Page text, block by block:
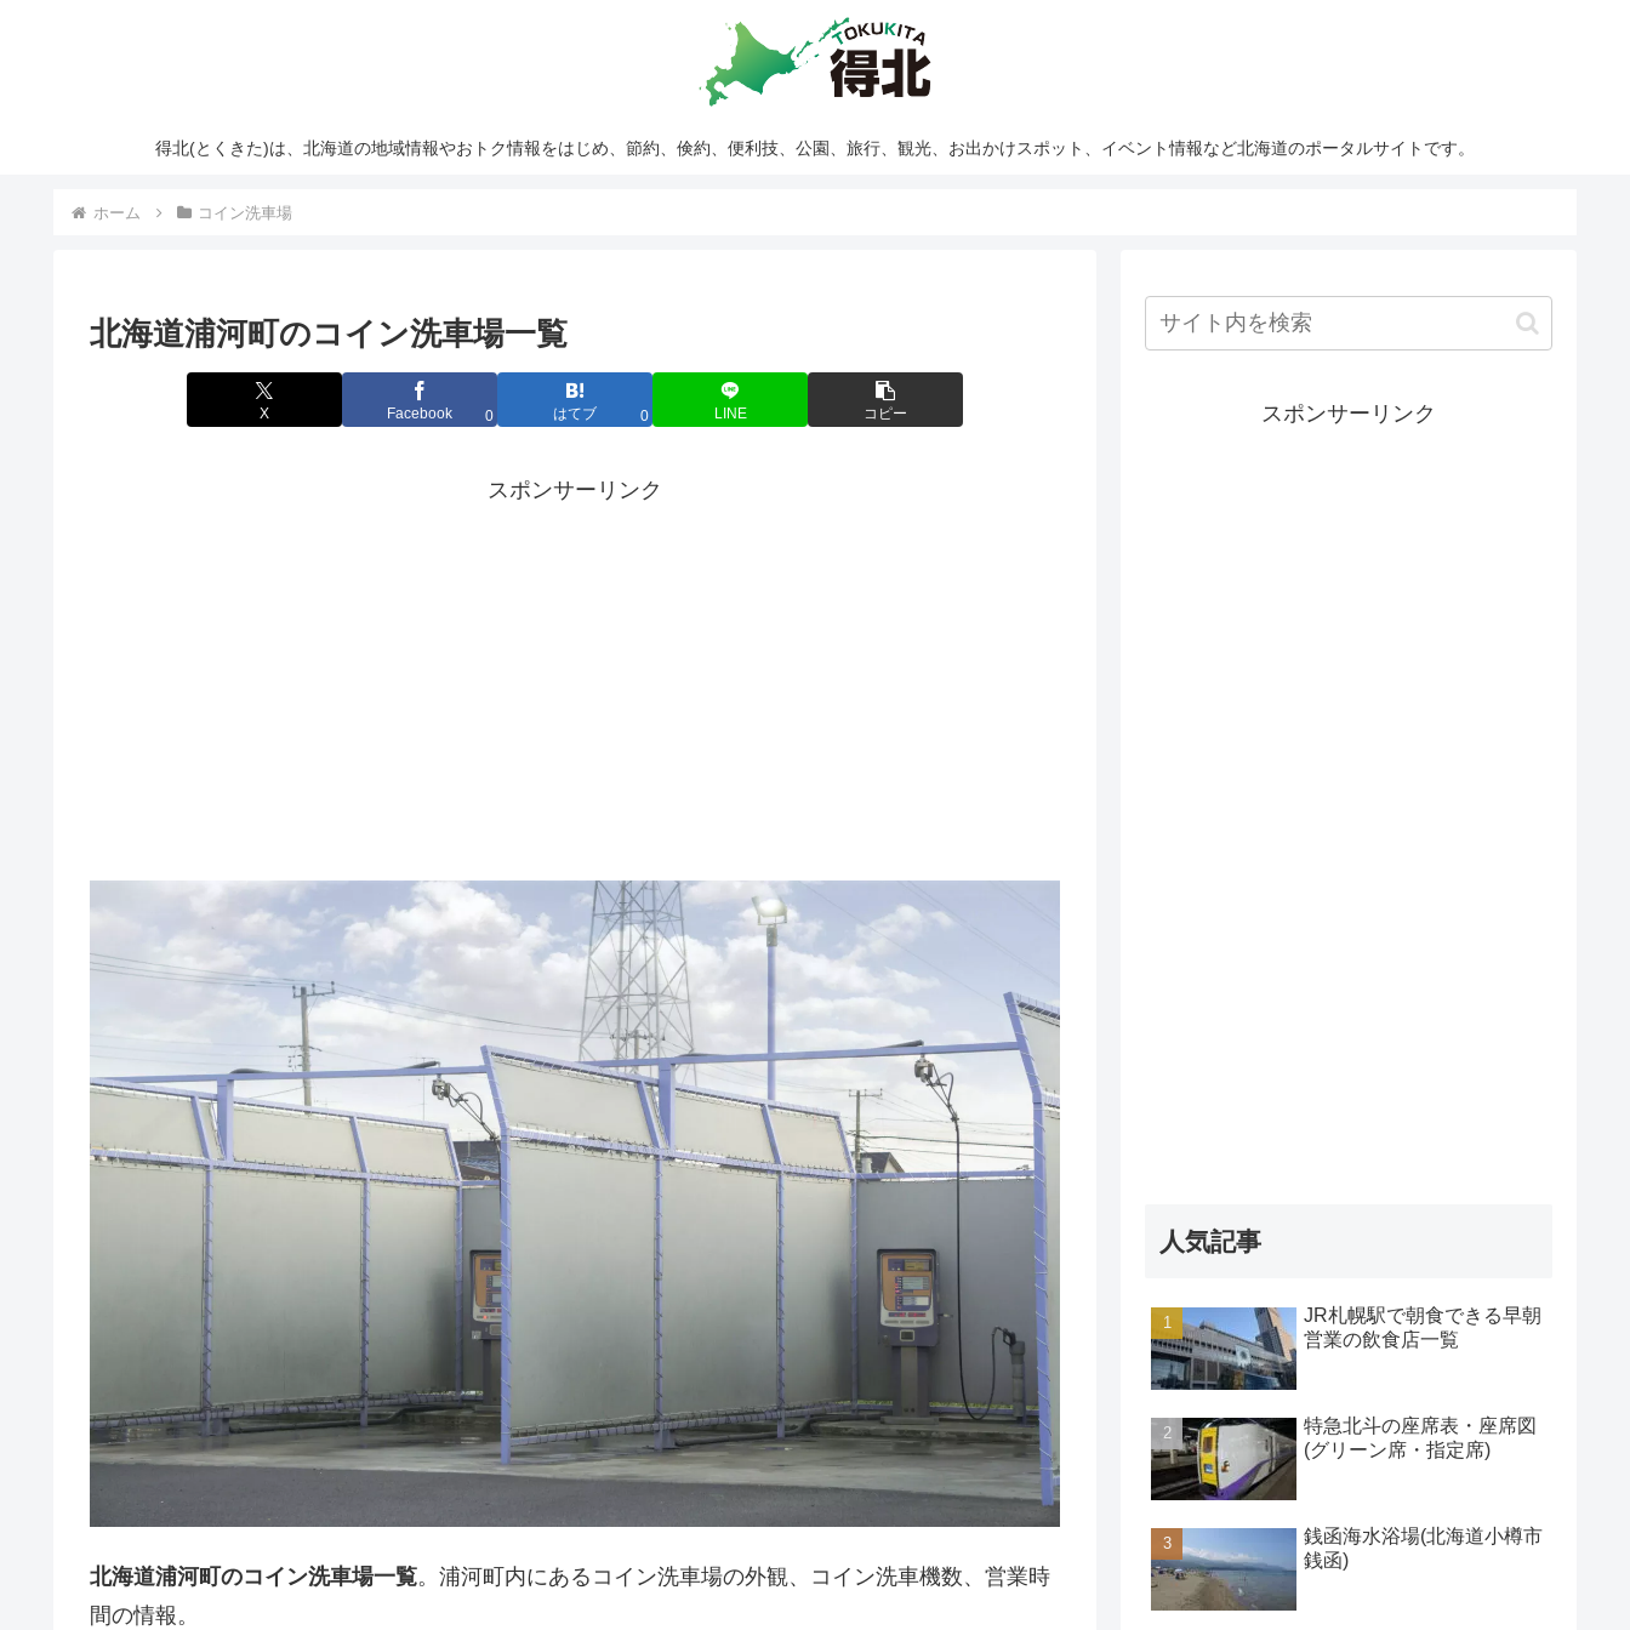
得北(とくきた)は、北海道の地域情報やおトク情報をはじめ、節約、倹約、便利技、公園、旅行、観光、お出かけスポット、イベント情報など北海道のポータルサイトです。
ホーム コイン洗車場
北海道浦河町のコイン洗車場一覧
X Facebook 0 はてブ 0 LINE コピー
スポンサーリンク
北海道浦河町のコイン洗車場一覧。浦河町内にあるコイン洗車場の外観、コイン洗車機数、営業時
間の情報。
スポンサーリンク
人気記事
JR札幌駅で朝食できる早朝
営業の飲食店一覧
特急北斗の座席表・座席図
(グリーン席・指定席)
銭函海水浴場(北海道小樽市
銭函)